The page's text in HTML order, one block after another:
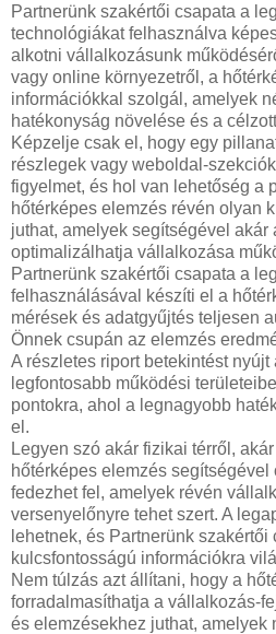
Partnerünk szakértői csapata a
technológiákat felhasználva
alkotni vállalkozásunk
vagy online környezetről, a
információkkal szolgál, amelyek
hatékonyság növelése és a
Képzelje csak el, hogy egy
részlegek vagy weboldal-
figyelmet, és hol van lehetőség a
hőtérképes elemzés révén olyan
juthat, amelyek segítségével
optimalizálhatja vállalkozása
Partnerünk szakértői csapata a
felhasználásával készíti el a
mérések és adatgyűjtés teljesen
Önnek csupán az elemzés
A részletes riport betekintést
legfontosabb működési
pontokra, ahol a legnagyobb
el.
Legyen szó akár fizikai térről,
hőtérképes elemzés
fedezhet fel, amelyek révén
versenyelőnyre tehet szert. A
lehetnek, és Partnerünk
kulcsfontosságú információkra
Nem túlzás azt állítani, hogy a
forradalmasíthatja a vállalkozás-
és elemzésekhez juthat, amelyek